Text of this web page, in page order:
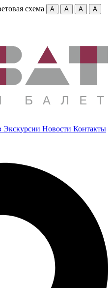
схема A A A
A
Экскурсии Новости Контакты